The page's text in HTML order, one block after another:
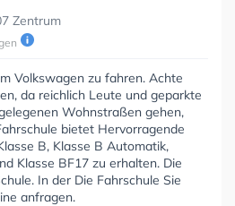
Zentrum
Volkswagen zu fahren. Achte
da reichlich Leute und geparkte
Wohnstraßen gehen,
bietet Hervorragende
B, Klasse B Automatik,
Klasse BF17 zu erhalten. Die
In der Die Fahrschule Sie
anfragen.